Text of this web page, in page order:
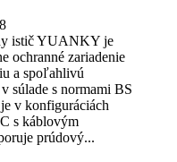
istič YUANKY je
ochranné zariadenie
a spoľahlivú
súlade s normami BS
v konfiguráciách
s káblovým
prúdový...